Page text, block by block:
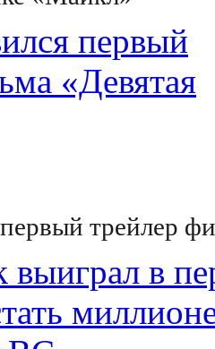
трейлер